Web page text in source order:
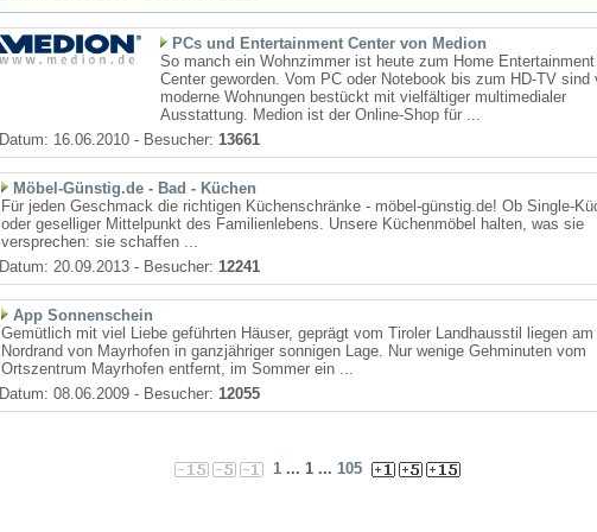
PCs und Entertainment Center von Medion
So manch ein Wohnzimmer ist heute zum Home Entertainment
Center geworden. Vom PC oder Notebook bis zum HD-TV sind
moderne Wohnungen bestückt mit vielfältiger multimedialer
Ausstattung. Medion ist der Online-Shop für ...
Datum: 16.06.2010 - Besucher: 13661
Möbel-Günstig.de - Bad - Küchen
Für jeden Geschmack die richtigen Küchenschränke - möbel-günstig.de! Ob Single-
oder geselliger Mittelpunkt des Familienlebens. Unsere Küchenmöbel halten, was sie
versprechen: sie schaffen ...
Datum: 20.09.2013 - Besucher: 12241
App Sonnenschein
Gemütlich mit viel Liebe geführten Häuser, geprägt vom Tiroler Landhausstil liegen am
Nordrand von Mayrhofen in ganzjähriger sonnigen Lage. Nur wenige Gehminuten vom
Ortszentrum Mayrhofen entfernt, im Sommer ein ...
Datum: 08.06.2009 - Besucher: 12055
1 ... 1 ... 105